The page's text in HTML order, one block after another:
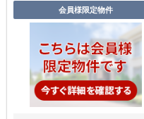
会員様限定物件